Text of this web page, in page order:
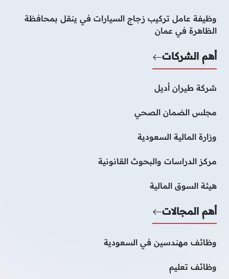
وظيفة عامل تركيب زجاج السيارات في ينقل بمحافظة
الظاهرة في عمان
أهم الشركات
شركة طيران أديل
مجلس الضمان الصحي
وزارة المالية السعودية
مركز الدراسات والبحوث القانونية
هيئة السوق المالية
أهم المجالات
وظائف مهندسين في السعودية
وظائف تعليم